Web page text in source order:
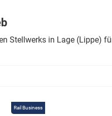
Stellwerks in Lage (Lippe)
Rail Business